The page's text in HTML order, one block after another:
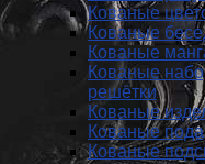
Кованые
Кованые
Кованые
Кованые
решётки
Кованые
Кованые
Кованые